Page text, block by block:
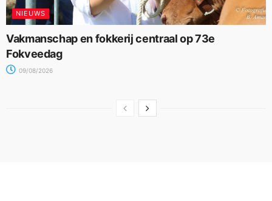
NIEUWS
Vakmanschap en fokkerij centraal op 73e
Fokveedag
09/08/2026